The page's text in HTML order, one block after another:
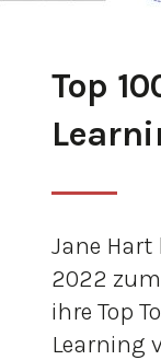
Top
Jane
2022
ihre Top
Learning